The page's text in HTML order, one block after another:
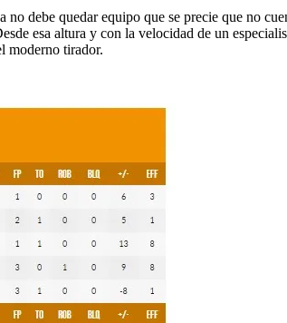
debe quedar equipo que se precie que no
esa altura y con la velocidad de un
moderno tirador.